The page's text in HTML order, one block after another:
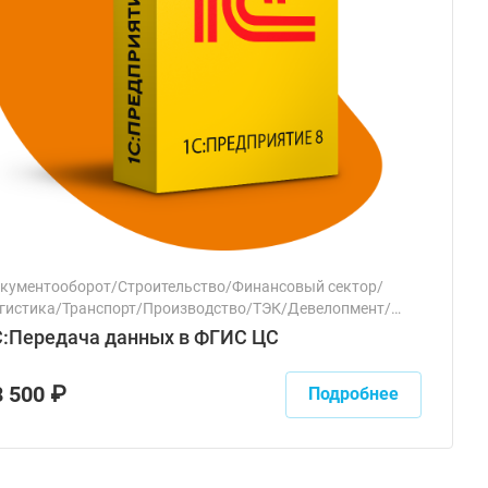
Строительство/Финансовый сектор/
Транспорт/Производство/ТЭК/Девелопмент/
Управленческий учет/Склад
данных в ФГИС ЦС
500 ₽ Подробнее